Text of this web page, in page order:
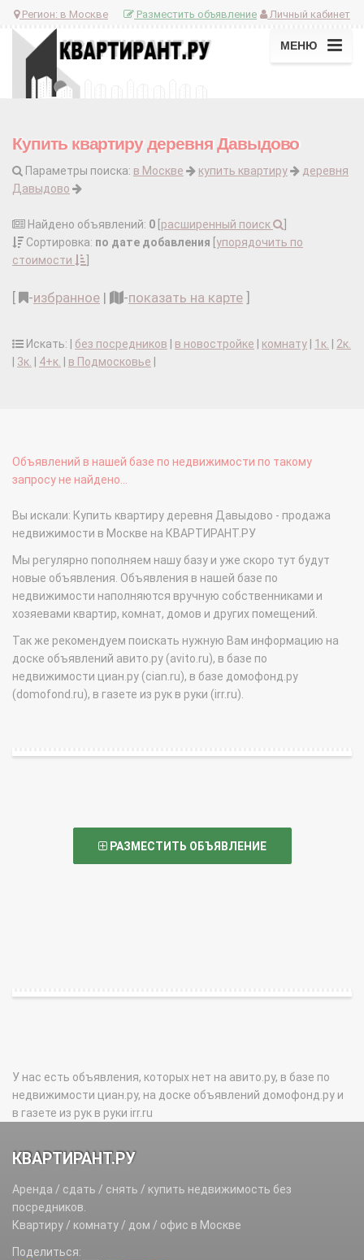
Регион: в Москве Личный кабинет
Разместить объявление
МЕНЮ
Купить квартиру деревня Давыдово
Параметры поиска: в Москве купить квартиру
деревня
Давыдово
Найдено объявлений: 0 расширенный поиск
Сортировка: по дате добавления упорядочить по
стоимости
-избранное | -показать на карте
Искать: | без посредников в новостройке комнату 1к.
2к.
3к. 4+к. в Подмосковье
Объявлений в нашей базе по недвижимости по такому
запросу не найдено...
Вы искали: Купить квартиру деревня Давыдово - продажа
недвижимости в Москве на КВАРТИРАНТ.РУ
Мы регулярно пополняем нашу базу и уже скоро тут будут
новые объявления. Объявления в нашей базе по
недвижимости наполняются вручную собственниками и
хозяевами квартир, комнат, домов и других помещений.
Так же рекомендуем поискать нужную Вам информацию на
доске объявлений авито.ру (avito.ru), в базе по
недвижимости циан.ру (cian.ru), в базе домофонд.ру
(domofond.ru), в газете из рук в руки (irr.ru).
РАЗМЕСТИТЬ ОБЪЯВЛЕНИЕ
У нас есть объявления, которых нет на авито.ру, в базе по
недвижимости циан.ру, на доске объявлений домофонд.ру и
в газете из рук в руки irr.ru
КВАРТИРАНТ.РУ
Аренда / сдать / снять / купить недвижимость без
посредников.
Квартиру / комнату / дом / офис в Москве
Поделиться: